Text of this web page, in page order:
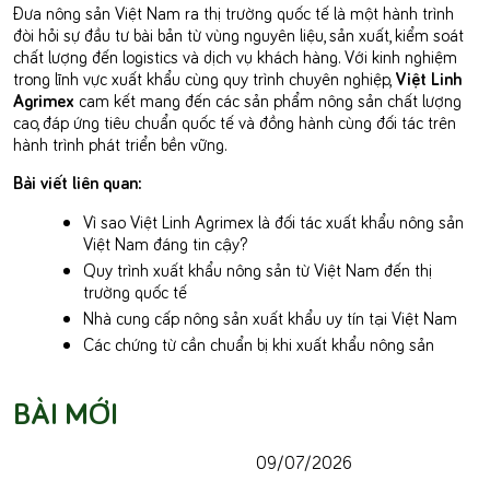
Đưa nông sản Việt Nam ra thị trường quốc tế là một hành trình
đòi hỏi sự đầu tư bài bản từ vùng nguyên liệu, sản xuất, kiểm soát
chất lượng đến logistics và dịch vụ khách hàng. Với kinh nghiệm
trong lĩnh vực xuất khẩu cùng quy trình chuyên nghiệp, Việt Linh
Agrimex cam kết mang đến các sản phẩm nông sản chất lượng
cao, đáp ứng tiêu chuẩn quốc tế và đồng hành cùng đối tác trên
hành trình phát triển bền vững.
Bài viết liên quan:
Vì sao Việt Linh Agrimex là đối tác xuất khẩu nông sản
Việt Nam đáng tin cậy?
Quy trình xuất khẩu nông sản từ Việt Nam đến thị
trường quốc tế
Nhà cung cấp nông sản xuất khẩu uy tín tại Việt Nam
Các chứng từ cần chuẩn bị khi xuất khẩu nông sản
BÀI MỚI
09/07/2026